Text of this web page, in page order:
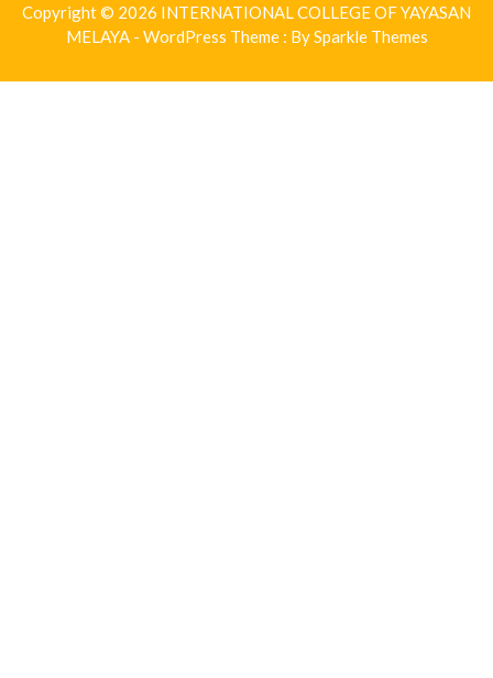
Copyright © 2026 INTERNATIONAL COLLEGE OF YAYASAN
MELAYA - WordPress Theme : BySparkle Themes